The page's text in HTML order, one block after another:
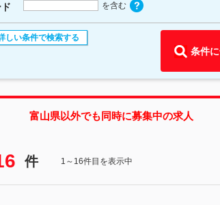
を含む
しい条件で検索する
条件
富山県以外でも同時に募集中の求人
件 1～16件目を表示中